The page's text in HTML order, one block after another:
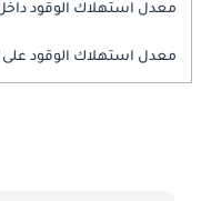
معدل استهلاك الوقود داخل
معدل استهلاك الوقود على